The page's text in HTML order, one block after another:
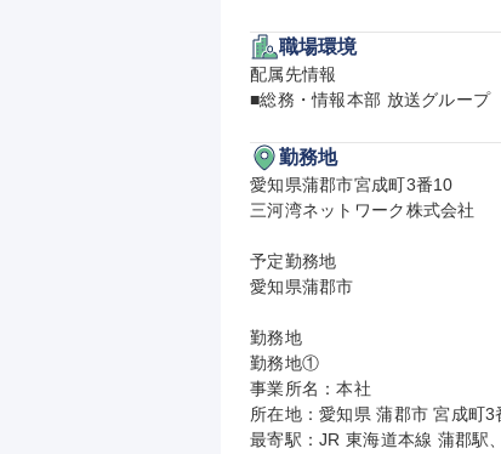
職場環境
配属先情報
■総務・情報本部 放送グループ
勤務地
愛知県蒲郡市宮成町3番10
三河湾ネットワーク株式会社
予定勤務地
愛知県蒲郡市
勤務地
勤務地①
事業所名：本社
所在地：愛知県 蒲郡市 宮成町3
最寄駅：JR 東海道本線 蒲郡駅